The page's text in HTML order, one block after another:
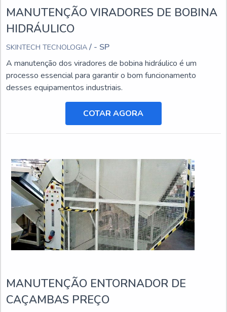
MANUTENÇÃO VIRADORES DE BOBINA
HIDRÁULICO
SKINTECH TECNOLOGIA / - SP
A manutenção dos viradores de bobina hidráulico é um
processo essencial para garantir o bom funcionamento
desses equipamentos industriais.
COTAR AGORA
MANUTENÇÃO ENTORNADOR DE
CAÇAMBAS PREÇO